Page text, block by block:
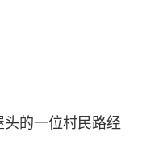
的一位村民路经